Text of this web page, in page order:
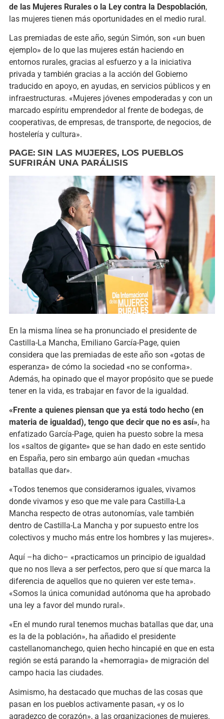
de las Mujeres Rurales o la Ley contra la Despoblación,
las mujeres tienen más oportunidades en el medio rural.
Las premiadas de este año, según Simón, son «un buen
ejemplo» de lo que las mujeres están haciendo en
entornos rurales, gracias al esfuerzo y a la iniciativa
privada y también gracias a la acción del Gobierno
traducido en apoyo, en ayudas, en servicios públicos y en
infraestructuras. «Mujeres jóvenes empoderadas y con un
marcado espíritu emprendedor al frente de bodegas, de
cooperativas, de empresas, de transporte, de negocios, de
hostelería y cultura».
PAGE: SIN LAS MUJERES, LOS PUEBLOS
SUFRIRÁN UNA PARÁLISIS
En la misma línea se ha pronunciado el presidente de
Castilla-La Mancha, Emiliano García-Page, quien
considera que las premiadas de este año son «gotas de
esperanza» de cómo la sociedad «no se conforma».
Además, ha opinado que el mayor propósito que se puede
tener en la vida, es trabajar en favor de la igualdad.
«Frente a quienes piensan que ya está todo hecho (en
materia de igualdad), tengo que decir que no es así», ha
enfatizado García-Page, quien ha puesto sobre la mesa
los «saltos de gigante» que se han dado en este sentido
en España, pero sin embargo aún quedan «muchas
batallas que dar».
«Todos tenemos que considerarnos iguales, vivamos
donde vivamos y eso que me vale para Castilla-La
Mancha respecto de otras autonomías, vale también
dentro de Castilla-La Mancha y por supuesto entre los
colectivos y mucho más entre los hombres y las mujeres».
Aquí –ha dicho– «practicamos un principio de igualdad
que no nos lleva a ser perfectos, pero que sí que marca la
diferencia de aquellos que no quieren ver este tema».
«Somos la única comunidad autónoma que ha aprobado
una ley a favor del mundo rural».
«En el mundo rural tenemos muchas batallas que dar, una
es la de la población», ha añadido el presidente
castellanomanchego, quien hecho hincapié en que en esta
región se está parando la «hemorragia» de migración del
campo hacia las ciudades.
Asimismo, ha destacado que muchas de las cosas que
pasan en los pueblos activamente pasan, «y os lo
agradezco de corazón», a las organizaciones de mujeres.